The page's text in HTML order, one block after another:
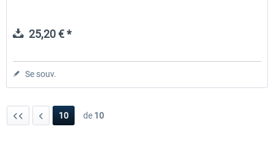
25,20 € *
Se souv.
10 de 10